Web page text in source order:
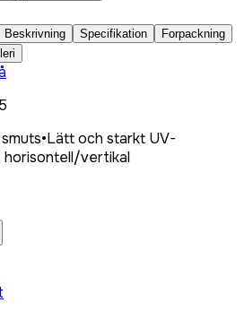
Beskrivning Specifikation
Forpackning
•Lätt och starkt UV-
horisontell/vertikal